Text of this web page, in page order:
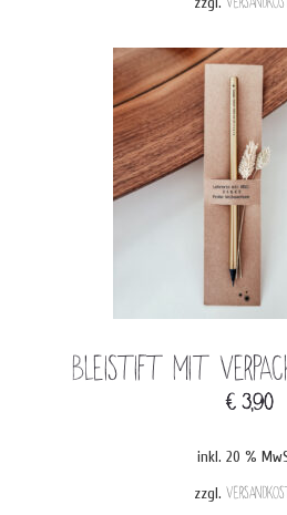
Bleistift mit
€3,90
inkl. 20 %
zzgl.